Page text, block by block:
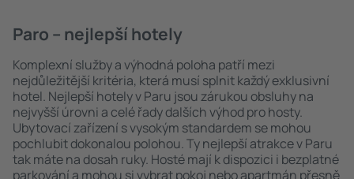
Paro – nejlepší hotely
Komplexní služby a výhodná poloha patří mezi
nejdůležitější kritéria, která musí splnit každý exklusivní
hotel. Nejlepší hotely v Paru jsou zárukou obsluhy na
nejvyšší úrovni a celé řady dalších výhod pro hosty.
Ubytovací zařízení s vysokým standardem se mohou
pochlubit dokonalou polohou. Ty nejlepší atrakce v Paru
tak máte na dosah ruky. Hosté mají k dispozici i bezplatné
parkování a mohou si vybrat pokoj nebo apartmán přesně